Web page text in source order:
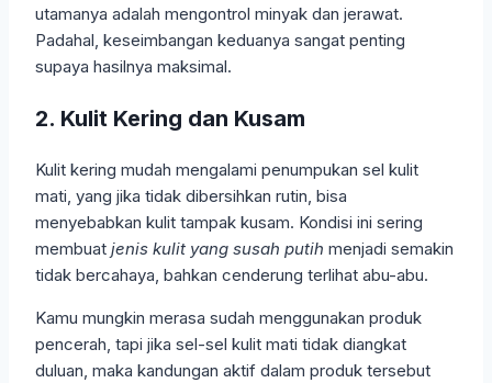
utamanya adalah mengontrol minyak dan jerawat.
Padahal, keseimbangan keduanya sangat penting
supaya hasilnya maksimal.
2. Kulit Kering dan Kusam
Kulit kering mudah mengalami penumpukan sel kulit
mati, yang jika tidak dibersihkan rutin, bisa
menyebabkan kulit tampak kusam. Kondisi ini sering
membuat jenis kulit yang susah putih menjadi semakin
tidak bercahaya, bahkan cenderung terlihat abu-abu.
Kamu mungkin merasa sudah menggunakan produk
pencerah, tapi jika sel-sel kulit mati tidak diangkat
duluan, maka kandungan aktif dalam produk tersebut